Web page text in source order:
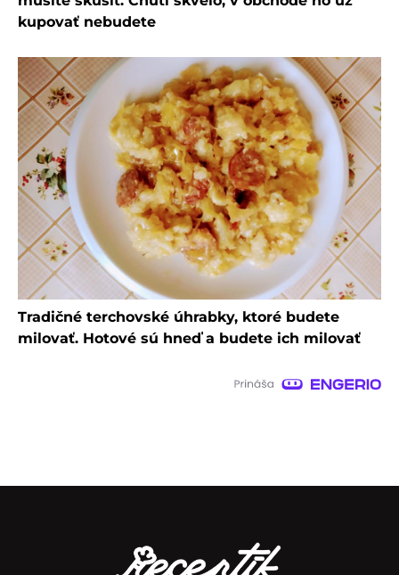
kupovať nebudete
Tradičné terchovské úhrabky, ktoré budete
milovať. Hotové sú hneď a budete ich milovať